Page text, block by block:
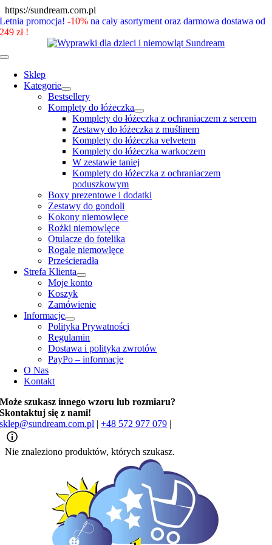
https://sundream.com.pl
to
Letnia promocja!-10% na cały asortyment oraz darmowa dostawa od
249 zł !
Toggle
Navigation
Sklep
Kategorie
Bestsellery
Komplety do łóżeczka
Komplety do łóżeczka z ochraniaczem z sercem
Zestawy do łóżeczka z muślinem
Komplety do łóżeczka velvetem
Komplety do łóżeczka warkoczem
W zestawie taniej
Komplety do łóżeczka z ochraniaczem
poduszkowym
Boxy prezentowe i dodatki
Zestawy do gondoli
Kokony niemowlęce
Rożki niemowlęce
Otulacze do fotelika
Rogale niemowlęce
Prześcieradła
Strefa Klienta
Moje konto
Koszyk
Zamówienie
Informacje
Polityka Prywatności
Regulamin
Dostawa i polityka zwrotów
PayPo – informacje
O Nas
Kontakt
Może szukasz innego wzoru lub rozmiaru?
Skontaktuj się z nami!
sklep@sundream.com.pl |+48 572 977 079 |
Nie znaleziono produktów, których szukasz.